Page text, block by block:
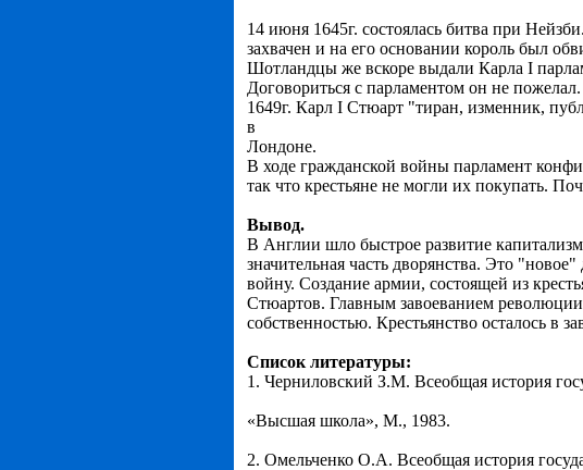
14 июня 1645г. состоялась битва при
захвачен и на его основании король был
Шотландцы же вскоре выдали Карла I
Договориться с парламентом он не пожелал.
1649г. Карл I Стюарт "тиран, изменник,
в
Лондоне.
В ходе гражданской войны парламент
так что крестьяне не могли их покупать.
Вывод.
В Англии шло быстрое развитие
значительная часть дворянства. Это
войну. Создание армии, состоящей из
Стюартов. Главным завоеванием революции
собственностью. Крестьянство осталось в
Список литературы:
1. Черниловский З.М. Всеобщая история
«Высшая школа», М., 1983.
2. Омельченко О.А. Всеобщая история